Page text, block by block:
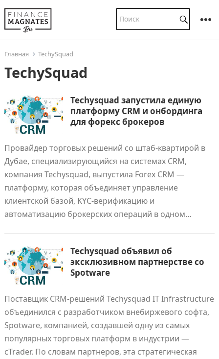
Главная TechySquad
TechySquad
Techysquad запустила единую
платформу CRM и онбординга
для форекс брокеров
Провайдер торговых решений со штаб-квартирой в
Дубае, специализирующийся на системах CRM,
компания Techysquad, выпустила Forex CRM —
платформу, которая объединяет управление
клиентской базой, KYC-верификацию и
автоматизацию брокерских операций в одном…
Techysquad объявил об
эксклюзивном партнерстве со
Spotware
Поставщик CRM-решений Techysquad IT Infrastructure
объединился с разработчиком внебиржевого софта,
Spotware, компанией, создавшей одну из самых
популярных торговых платформ в индустрии —
cTrader. По словам партнеров, эта стратегическая